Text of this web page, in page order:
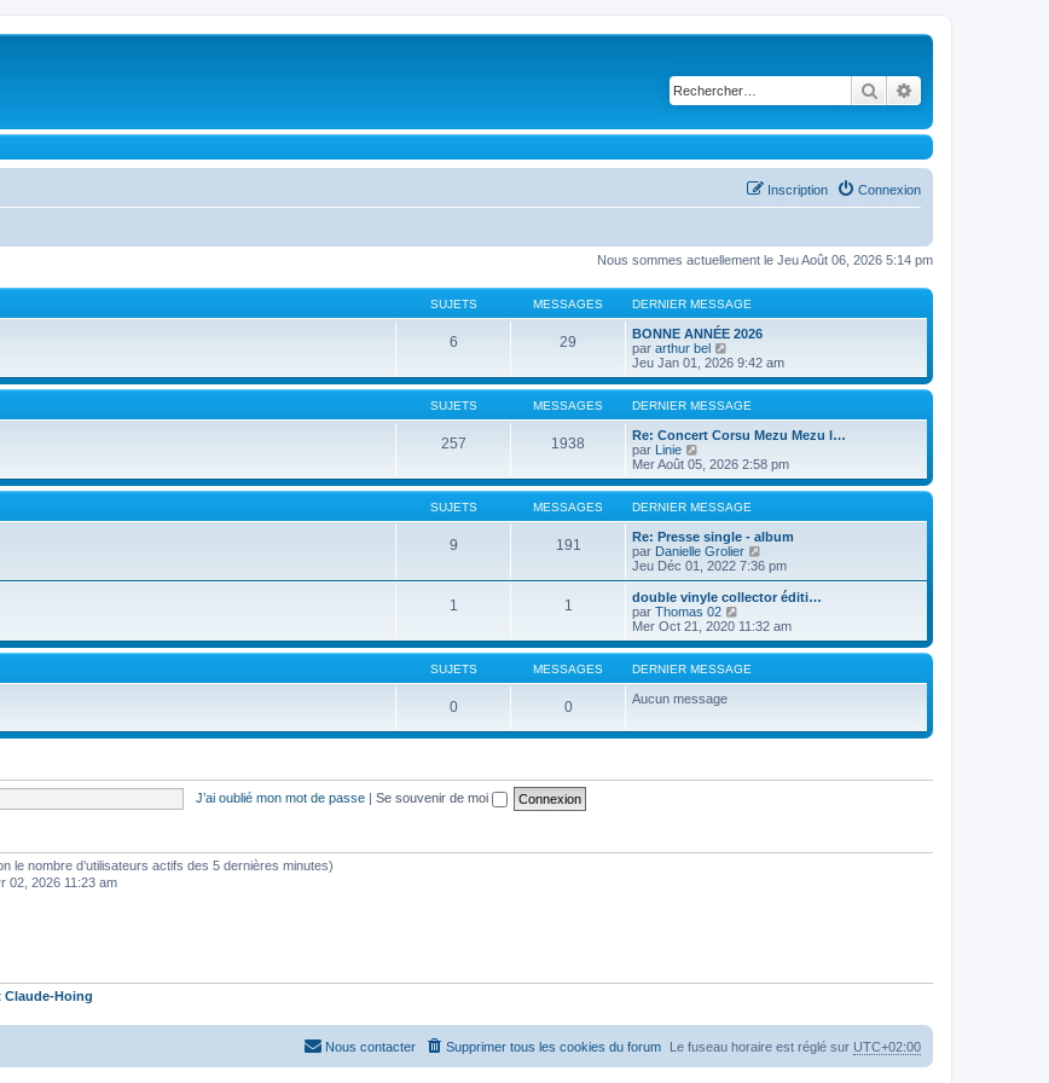
Rechercher
Connexion
Inscription
Nous sommes actuellement le Jeu Août 06, 2026 5:14 pm
SUJETS MESSAGES DERNIER MESSAGE
6 29
BONNE ANNÉE 2026
par arthur bel
o
n
s
u
l
t
r
l
e
d
e
r
n
i
e
r
m
e
s
a
g
Jeu Jan 01, 2026 9:42 am
SUJETS MESSAGES DERNIER MESSAGE
257 1938
Re: Concert Corsu Mezu Mezu l…
par Linie
o
n
s
u
l
t
e
l
e
d
e
r
n
i
e
r
s
g
Mer Août 05, 2026 2:58 pm
SUJETS MESSAGES DERNIER MESSAGE
9 191
Re: Presse single - album
par Danielle Grolier
o
n
s
l
e
l
r
e
s
Jeu Déc 01, 2022 7:36 pm
1 1
double vinyle collector éditi…
par Thomas 02
o
n
s
u
l
l
e
r
Mer Oct 21, 2020 11:32 am
SUJETS MESSAGES DERNIER MESSAGE
0 0 Aucun message
J’ai oublié mon mot de passe | Se souvenir de moi
le nombre d’utilisateurs actifs des 5 dernières minutes)
02, 2026 11:23 am
Claude-Hoing
Le fuseau horaire est réglé sur UTC+02:00
Supprimer tous les cookies du forum
Nous contacter